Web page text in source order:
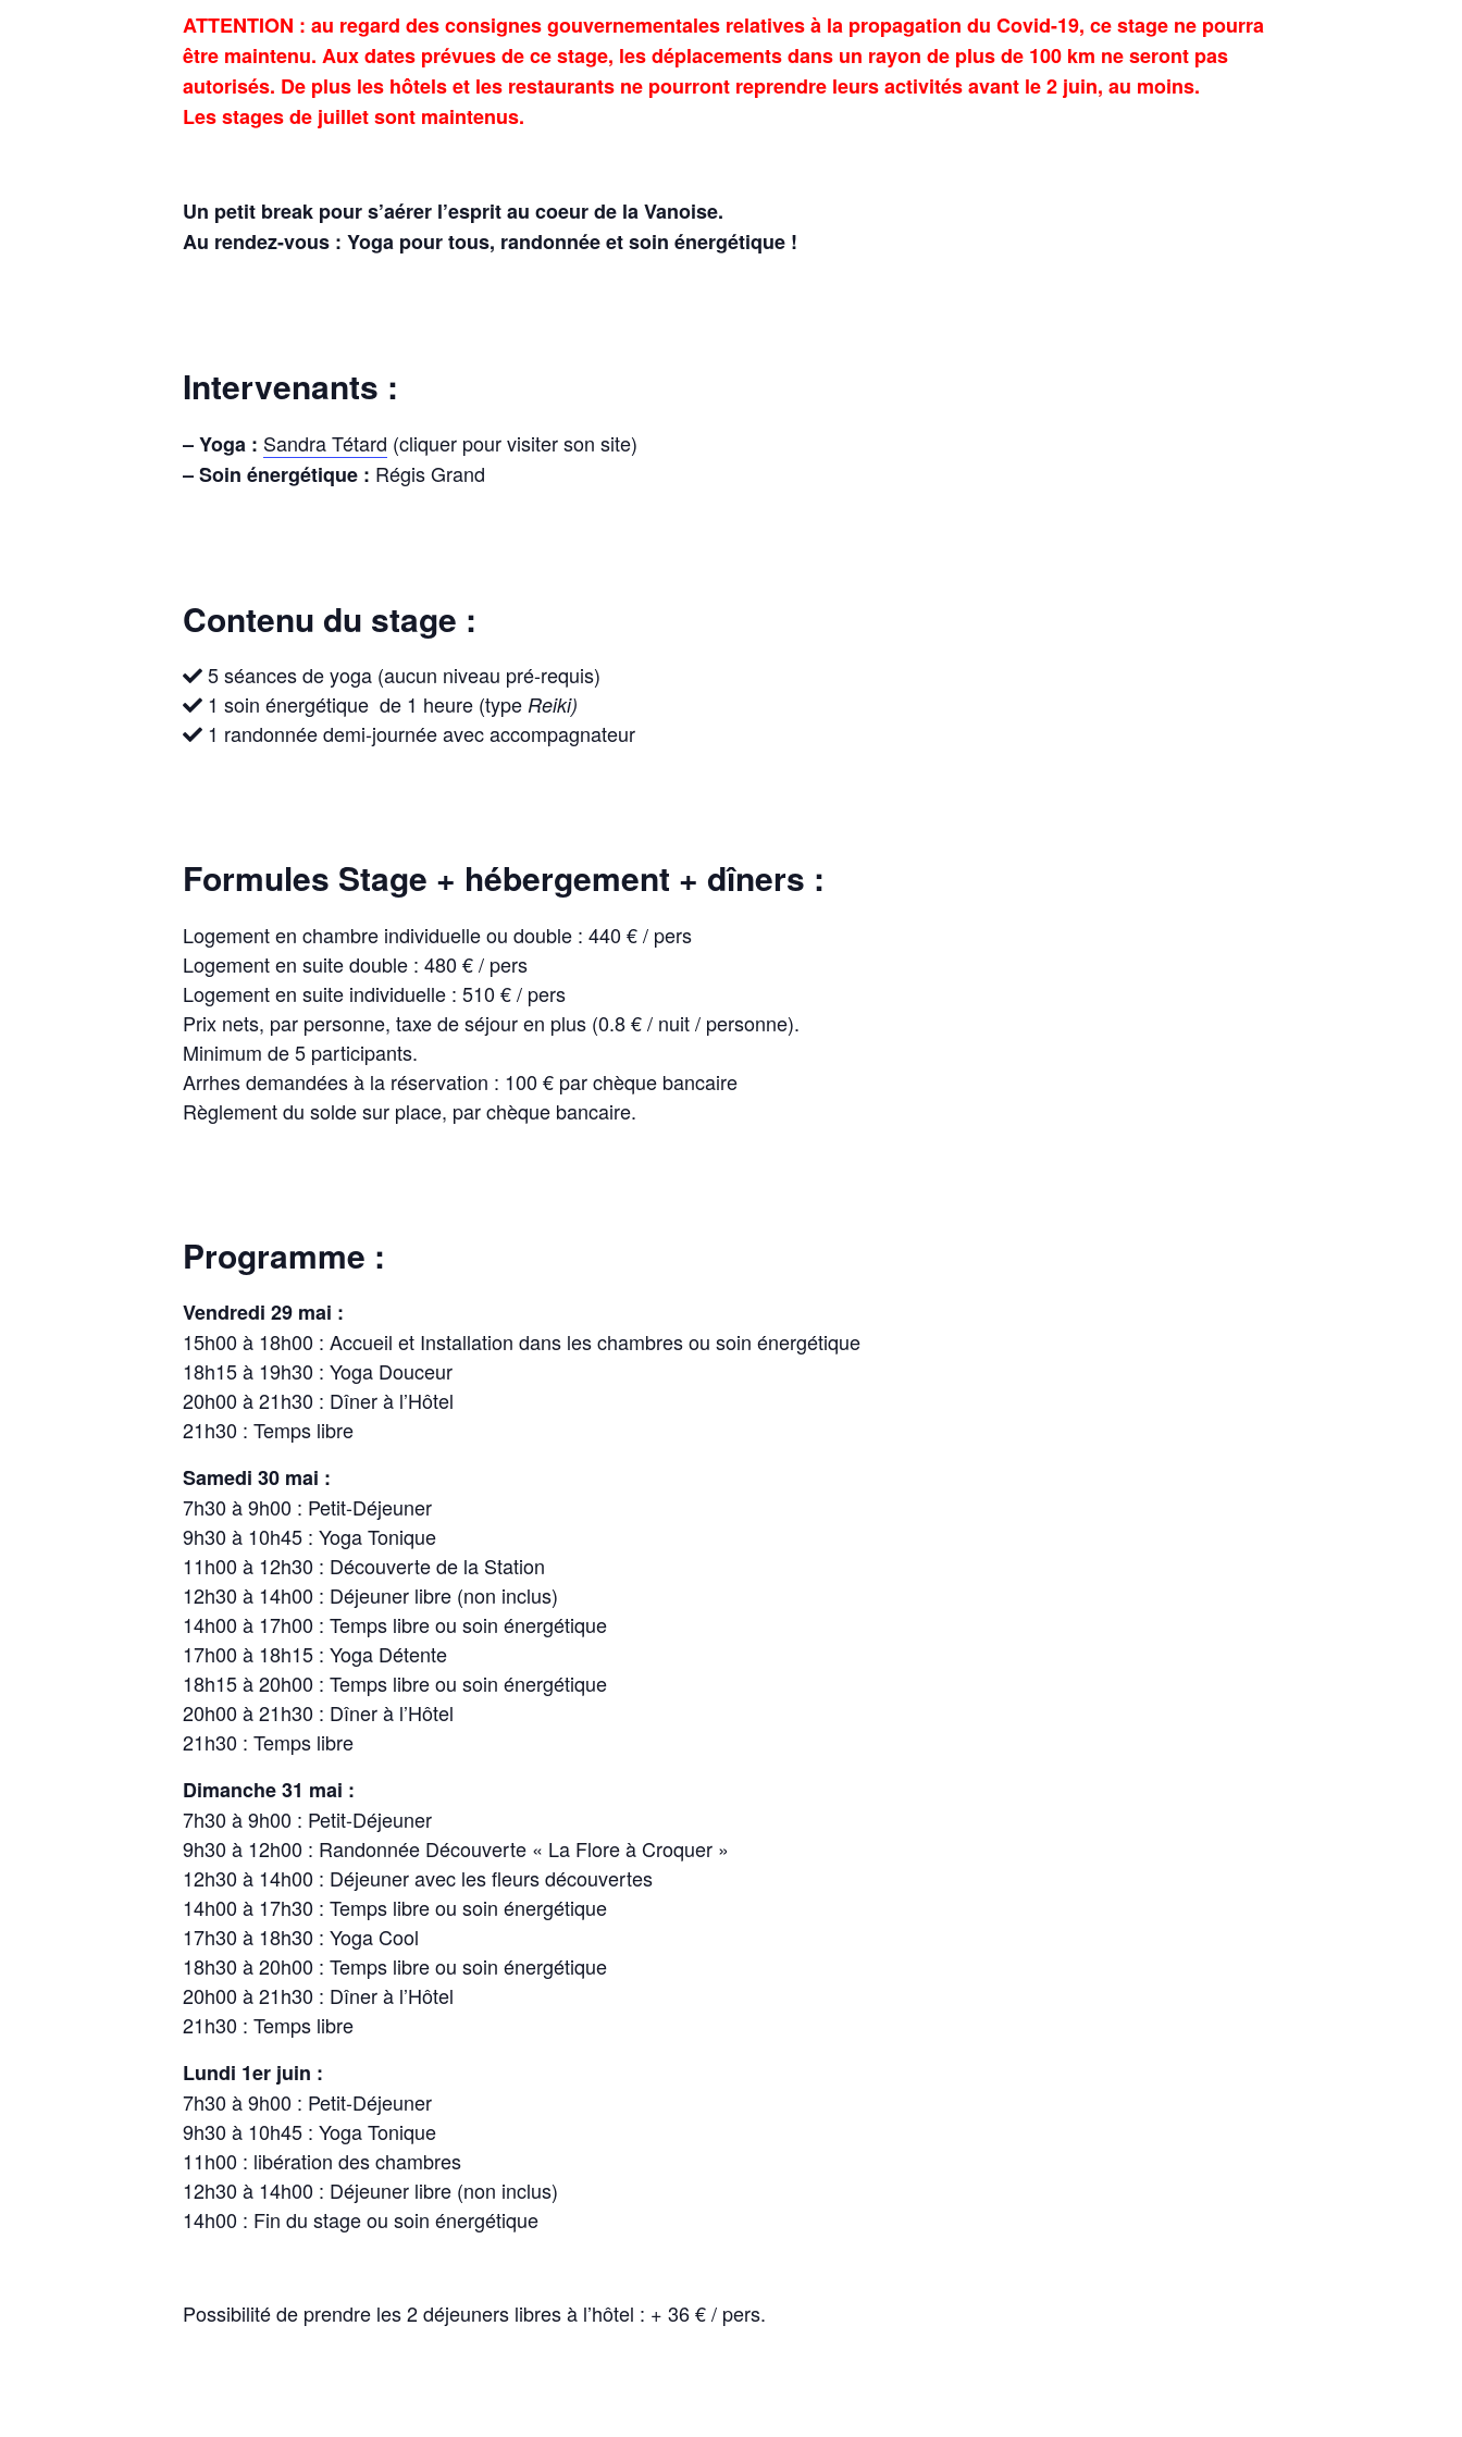
ATTENTION : au regard des consignes gouvernementales relatives à la propagation du Covid-19, ce stage ne pourra
être maintenu. Aux dates prévues de ce stage, les déplacements dans un rayon de plus de 100 km ne seront pas
autorisés. De plus les hôtels et les restaurants ne pourront reprendre leurs activités avant le 2 juin, au moins.
Les stages de juillet sont maintenus.
Un petit break pour s’aérer l’esprit au coeur de la Vanoise.
Au rendez-vous : Yoga pour tous, randonnée et soin énergétique !
Intervenants :
– Yoga : Sandra Tétard (cliquer pour visiter son site)
– Soin énergétique : Régis Grand
Contenu du stage :
5 séances de yoga (aucun niveau pré-requis)
1 soin énergétique de 1 heure (type Reiki)
1 randonnée demi-journée avec accompagnateur
Formules Stage + hébergement + dîners :
Logement en chambre individuelle ou double : 440 € / pers
Logement en suite double : 480 € / pers
Logement en suite individuelle : 510 € / pers
Prix nets, par personne, taxe de séjour en plus (0.8 € / nuit / personne).
Minimum de 5 participants.
Arrhes demandées à la réservation : 100 € par chèque bancaire
Règlement du solde sur place, par chèque bancaire.
Programme :
Vendredi 29 mai :
15h00 à 18h00 : Accueil et Installation dans les chambres ou soin énergétique
18h15 à 19h30 : Yoga Douceur
20h00 à 21h30 : Dîner à l’Hôtel
21h30 : Temps libre
Samedi 30 mai :
7h30 à 9h00 : Petit-Déjeuner
9h30 à 10h45 : Yoga Tonique
11h00 à 12h30 : Découverte de la Station
12h30 à 14h00 : Déjeuner libre (non inclus)
14h00 à 17h00 : Temps libre ou soin énergétique
17h00 à 18h15 : Yoga Détente
18h15 à 20h00 : Temps libre ou soin énergétique
20h00 à 21h30 : Dîner à l’Hôtel
21h30 : Temps libre
Dimanche 31 mai :
7h30 à 9h00 : Petit-Déjeuner
9h30 à 12h00 : Randonnée Découverte « La Flore à Croquer »
12h30 à 14h00 : Déjeuner avec les fleurs découvertes
14h00 à 17h30 : Temps libre ou soin énergétique
17h30 à 18h30 : Yoga Cool
18h30 à 20h00 : Temps libre ou soin énergétique
20h00 à 21h30 : Dîner à l’Hôtel
21h30 : Temps libre
Lundi 1er juin :
7h30 à 9h00 : Petit-Déjeuner
9h30 à 10h45 : Yoga Tonique
11h00 : libération des chambres
12h30 à 14h00 : Déjeuner libre (non inclus)
14h00 : Fin du stage ou soin énergétique
Possibilité de prendre les 2 déjeuners libres à l’hôtel : + 36 € / pers.